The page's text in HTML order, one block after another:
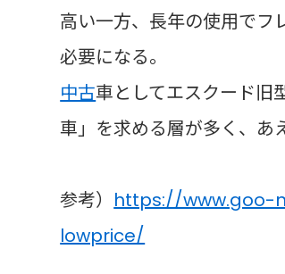
高い一方、長年の使用でフ
必要になる。
中古車としてエスクード旧
車」を求める層が多く、あ
参考） https://www.goo-
lowprice/